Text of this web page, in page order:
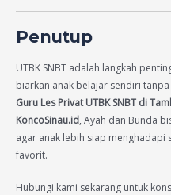
Penutup
UTBK SNBT adalah langkah
biarkan anak belajar sendiri
Guru Les Privat UTBK SNBT di
KoncoSinau.id, Ayah dan Bunda
agar anak lebih siap menghadapi
favorit.
Hubungi kami sekarang untuk